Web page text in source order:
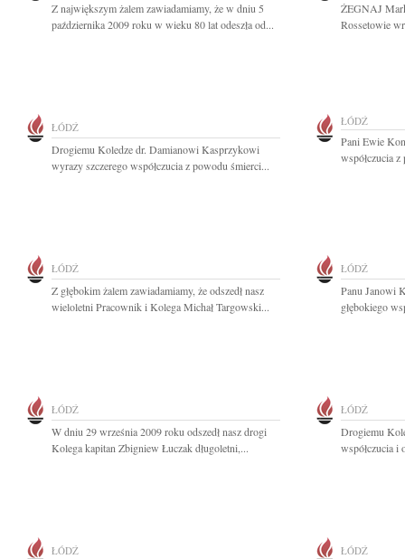
Z największym żalem zawiadamiamy, że w dniu 5
października 2009 roku w wieku 80 lat odeszła od...
ŻEGNAJ
Rossetowie
ŁÓDŹ
Drogiemu Koledze dr. Damianowi Kasprzykowi
wyrazy szczerego współczucia z powodu śmierci...
ŁÓDŹ
Pani Ewie
współczucia
ŁÓDŹ
Z głębokim żalem zawiadamiamy, że odszedł nasz
wieloletni Pracownik i Kolega Michał Targowski...
ŁÓDŹ
Panu Janowi
głębokiego
ŁÓDŹ
W dniu 29 września 2009 roku odszedł nasz drogi
Kolega kapitan Zbigniew Łuczak długoletni,...
ŁÓDŹ
Drogiemu
współczucia i
ŁÓDŹ ŁÓDŹ